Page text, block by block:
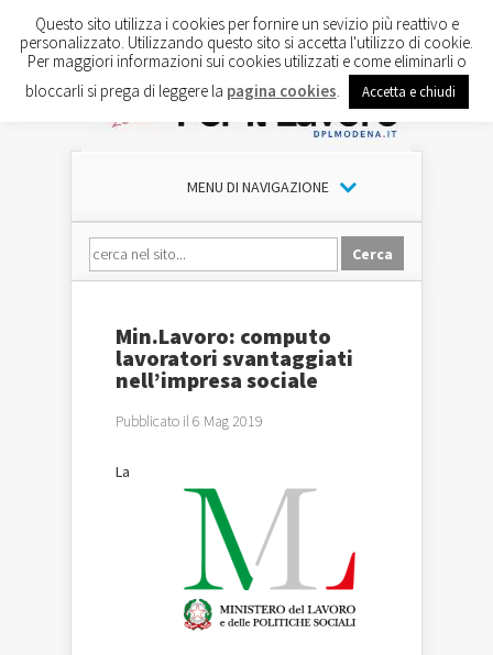
MENU DI NAVIGAZIONE
Min.Lavoro: computo
lavoratori svantaggiati
nell’impresa sociale
Pubblicato il 6 Mag 2019
La
Questo sito utilizza i cookies per fornire un sevizio più reattivo e
personalizzato. Utilizzando questo sito si accetta l'utilizzo di cookie.
Per maggiori informazioni sui cookies utilizzati e come eliminarli o
bloccarli si prega di leggere la pagina cookies Accetta e chiudi